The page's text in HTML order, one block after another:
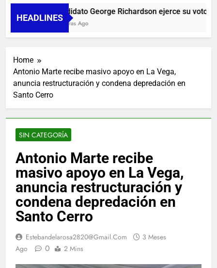
HEADLINES
Candidato George Richardson ejerce su voto y
18 Horas Ago
Home
Antonio Marte recibe masivo apoyo en La Vega,
anuncia restructuración y condena depredación en
Santo Cerro
SIN CATEGORÍA
Antonio Marte recibe
masivo apoyo en La Vega,
anuncia restructuración y
condena depredación en
Santo Cerro
Estebandelarosa2820@gmail.com
3 Meses
Ago
0 2 Mins